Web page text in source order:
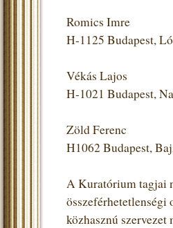
Romics Imre
H-1125 Budapest,
Vékás Lajos
H-1021 Budapest,
Zöld Ferenc
H1062 Budapest,
A Kuratórium tagjai
közhasznú szervezet